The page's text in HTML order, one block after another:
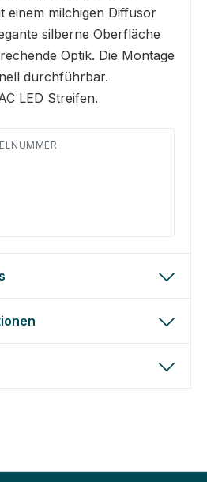
einem milchigen Diffusor
silberne Oberfläche
Optik. Die Montage
durchführbar.
LED Streifen.